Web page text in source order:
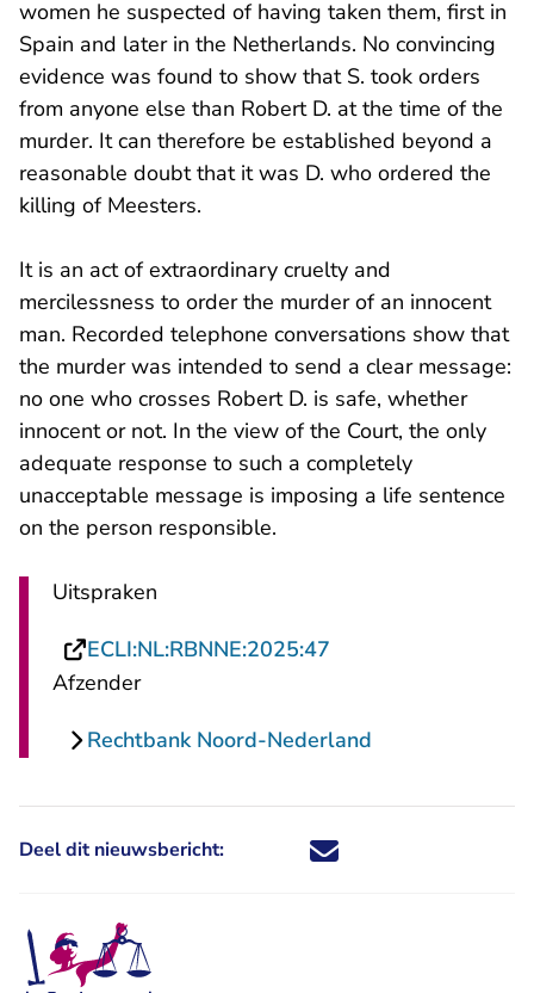
women he suspected of having taken them, first in
Spain and later in the Netherlands. No convincing
evidence was found to show that S. took orders
from anyone else than Robert D. at the time of the
murder. It can therefore be established beyond a
reasonable doubt that it was D. who ordered the
killing of Meesters.
It is an act of extraordinary cruelty and
mercilessness to order the murder of an innocent
man. Recorded telephone conversations show that
the murder was intended to send a clear message:
no one who crosses Robert D. is safe, whether
innocent or not. In the view of the Court, the only
adequate response to such a completely
unacceptable message is imposing a life sentence
on the person responsible.
Uitspraken
ECLI:NL:RBNNE:2025:47
Afzender
Rechtbank Noord-Nederland
Deel dit nieuwsbericht: Deel dit nieuwsbericht via X -
Deel dit nieuwsbericht via
Deel dit nieuwsbericht
Deel dit